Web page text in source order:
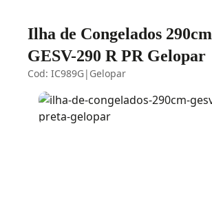
Ilha de Congelados 290cm
GESV-290 R PR Gelopar
Cod: IC989G| Gelopar